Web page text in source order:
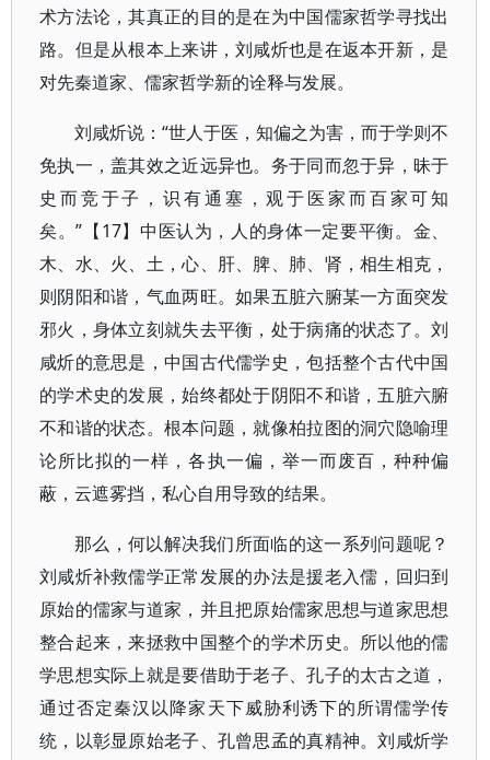
术方法论，其真正的目的是在为中国儒家哲学寻找出
路。但是从根本上来讲，刘咸炘也是在返本开新，是
对先秦道家、儒家哲学新的诠释与发展。
刘咸炘说：“世人于医，知偏之为害，而于学则不
免执一，盖其效之近远异也。务于同而忽于异，昧于
史而竞于子，识有通塞，观于医家而百家可知
矣。”【17】中医认为，人的身体一定要平衡。金、
木、水、火、土，心、肝、脾、肺、肾，相生相克，
则阴阳和谐，气血两旺。如果五脏六腑某一方面突发
邪火，身体立刻就失去平衡，处于病痛的状态了。刘
咸炘的意思是，中国古代儒学史，包括整个古代中国
的学术史的发展，始终都处于阴阳不和谐，五脏六腑
不和谐的状态。根本问题，就像柏拉图的洞穴隐喻理
论所比拟的一样，各执一偏，举一而废百，种种偏
蔽，云遮雾挡，私心自用导致的结果。
那么，何以解决我们所面临的这一系列问题呢？
刘咸炘补救儒学正常发展的办法是援老入儒，回归到
原始的儒家与道家，并且把原始儒家思想与道家思想
整合起来，来拯救中国整个的学术历史。所以他的儒
学思想实际上就是要借助于老子、孔子的太古之道，
通过否定秦汉以降家天下威胁利诱下的所谓儒学传
统，以彰显原始老子、孔曾思孟的真精神。刘咸炘学